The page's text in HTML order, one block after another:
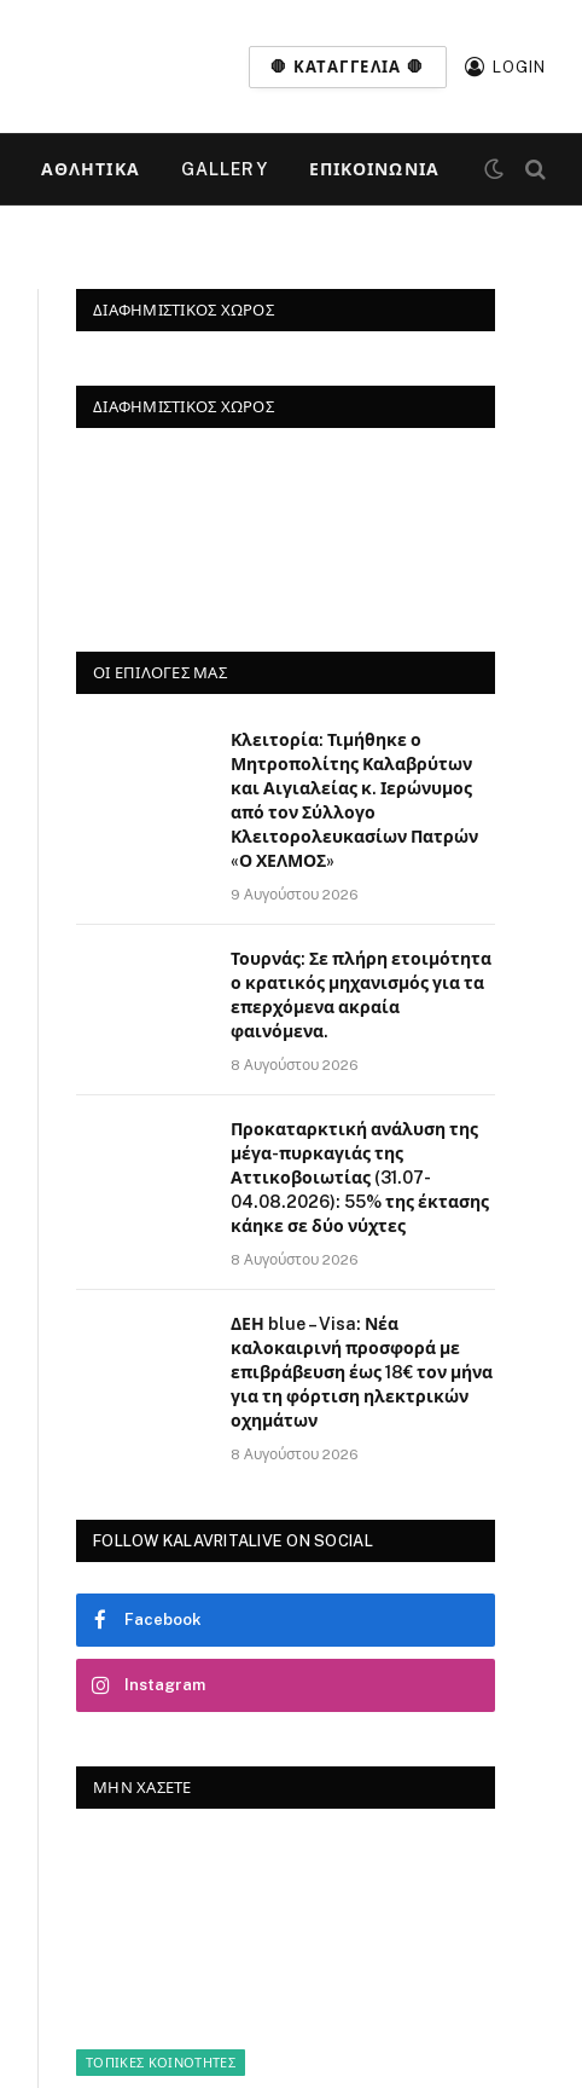
🛑 ΚΑΤΑΓΓΕΛΊΑ 🛑 LOGIN
ΑΘΛΗΤΙΚΆ GALLERY ΕΠΙΚΟΙΝΩΝΊΑ
ΔΙΑΦΗΜΙΣΤΙΚΌΣ ΧΏΡΟΣ
ΔΙΑΦΗΜΙΣΤΙΚΌΣ ΧΏΡΟΣ
ΟΙ ΕΠΙΛΟΓΈΣ ΜΑΣ
Κλειτορία: Τιμήθηκε ο
Μητροπολίτης Καλαβρύτων
και Αιγιαλείας κ. Ιερώνυμος
από τον Σύλλογο
Κλειτορολευκασίων Πατρών
«Ο ΧΕΛΜΟΣ»
9 Αυγούστου 2026
Τουρνάς: Σε πλήρη ετοιμότητα
ο κρατικός μηχανισμός για τα
επερχόμενα ακραία
φαινόμενα.
8 Αυγούστου 2026
Προκαταρκτική ανάλυση της
μέγα-πυρκαγιάς της
Αττικοβοιωτίας (31.07-
04.08.2026): 55% της έκτασης
κάηκε σε δύο νύχτες
8 Αυγούστου 2026
ΔΕΗ blue – Visa: Νέα
καλοκαιρινή προσφορά με
επιβράβευση έως 18€ τον μήνα
για τη φόρτιση ηλεκτρικών
οχημάτων
8 Αυγούστου 2026
FOLLOW KALAVRITALIVE ON SOCIAL
Facebook
Instagram
ΜΗΝ ΧΆΣΕΤΕ
ΤΟΠΙΚΈΣ ΚΟΙΝΌΤΗΤΕΣ